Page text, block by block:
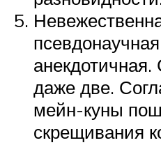
даже две.
мейн-куны
скрещивания